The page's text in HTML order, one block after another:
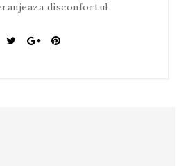
disconfortul